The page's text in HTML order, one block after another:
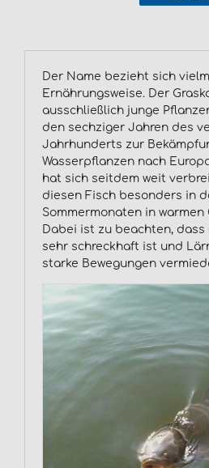
Der Name bezieht sich
Ernährungsweise. Der
ausschließlich junge
den sechziger Jahren des
Jahrhunderts zur
Wasserpflanzen nach
hat sich seitdem weit
diesen Fisch besonders in
Sommermonaten in warmen
Dabei ist zu beachten, dass
sehr schreckhaft ist und
starke Bewegungen